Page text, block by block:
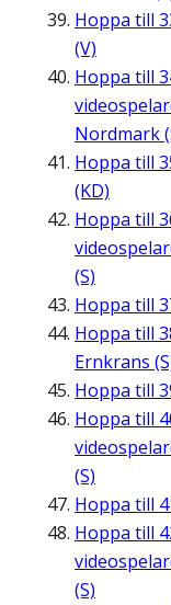
Hoppa till
(V)
Hoppa till
Nordmark
Hoppa till
(KD)
Hoppa till
(S)
Hoppa till
Hoppa till
Ernkrans
Hoppa till
Hoppa till
(S)
Hoppa till
Hoppa till
(S)